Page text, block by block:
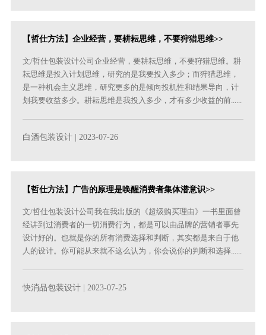
【哲仕方法】企业经营，要耕耘思维，不要狩猎思维>>
文/哲仕包装设计公司企业经营，要耕耘思维，不要狩猎思维。耕
耘思维是投入计划思维，研究的是我要投入多少；而狩猎思维，
是一种机会主义思维，研究更多的是倾向投机性和结果导向，计
划我要收益多少。耕耘思维是我投入多少，才有多少收益的前......
白酒包装设计 | 2023-07-26
【哲仕方法】广告的原理是唤醒消费者集体潜意识>>
文/哲仕包装设计公司我在我出版的《超级购买理由》一书里面曾
经讲到过消费者的一切消费行为，都是可以由品牌的营销者事先
设计好的。也就是你的所有消费选择和判断，其实都是来自于他
人的设计。你可能从来就不这么认为，你会说你的判断和选择......
快消品包装设计 | 2023-07-25